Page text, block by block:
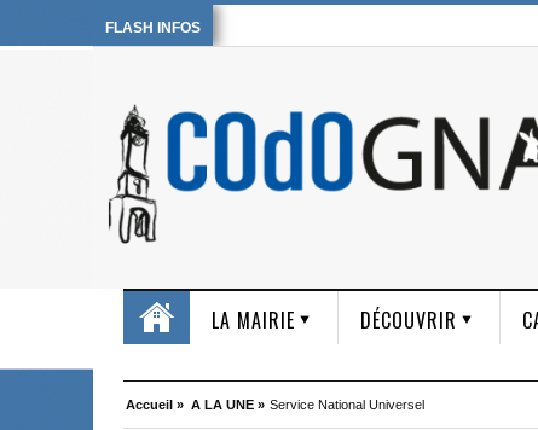
FLASH INFOS
LA MAIRIE DÉCOUVRIR
Accueil » A LA UNE » Service National Universel